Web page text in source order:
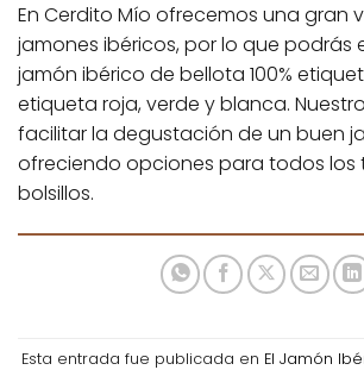
En Cerdito Mío ofrecemos una gran
jamones ibéricos, por lo que podrás
jamón ibérico de bellota 100%
etiqueta roja, verde y blanca.
facilitar la degustación de un buen
ofreciendo opciones para todos los
bolsillos.
Esta entrada fue publicada en El Jamón